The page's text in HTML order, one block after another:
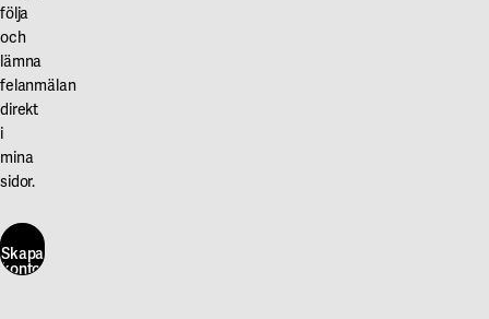
följa
och
lämna
felanmälan
direkt
i
mina
sidor.
Skapa
konto